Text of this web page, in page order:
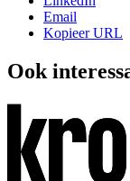
Email
Kopieer URL
Ook